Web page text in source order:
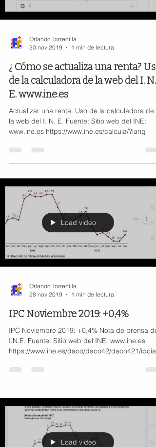
Orlando Torrecilla
30 nov 2019
1 min de lectura
¿ Cómo se actualiza una renta? Uso
de la calculadora de la web del I. N.
E. www.ine.es
Actualizar una renta. Uso de la calculadora de
la web del I. N. E. Fuente: Sitio web del INE:
www.ine.es https://www.ine.es/calcula/?lang
Load video
Orlando Torrecilla
28 nov 2019
1 min de lectura
IPC Noviembre 2019: +0,4%
IPC Noviembre 2019: +0,4% Nota de prensa del
I.N.E. Fuente: Sitio web del INE: www.ine.es
https://www.ine.es/daco/daco42/daco421/
Load video